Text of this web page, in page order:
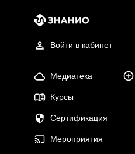
Войти в кабинет
Медиатека
Курсы
Сертификация
Мероприятия